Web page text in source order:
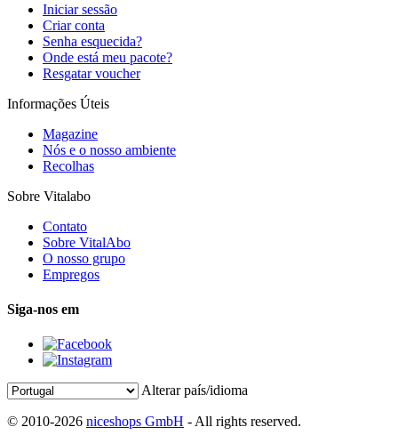
Iniciar sessão
Criar conta
Senha esquecida?
Onde está meu pacote?
Resgatar voucher
Informações Úteis
Magazine
Nós e o nosso ambiente
Recolhas
Sobre Vitalabo
Contato
Sobre VitalAbo
O nosso grupo
Empregos
Siga-nos em
Alterar país/idioma
© 2010-2026 niceshops GmbH - All rights reserved.